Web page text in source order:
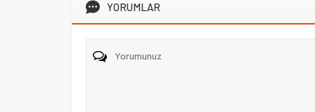
YORUMLAR